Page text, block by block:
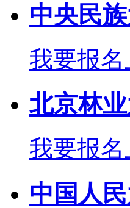
中央民
我要报名
北京林
我要报名
中国人